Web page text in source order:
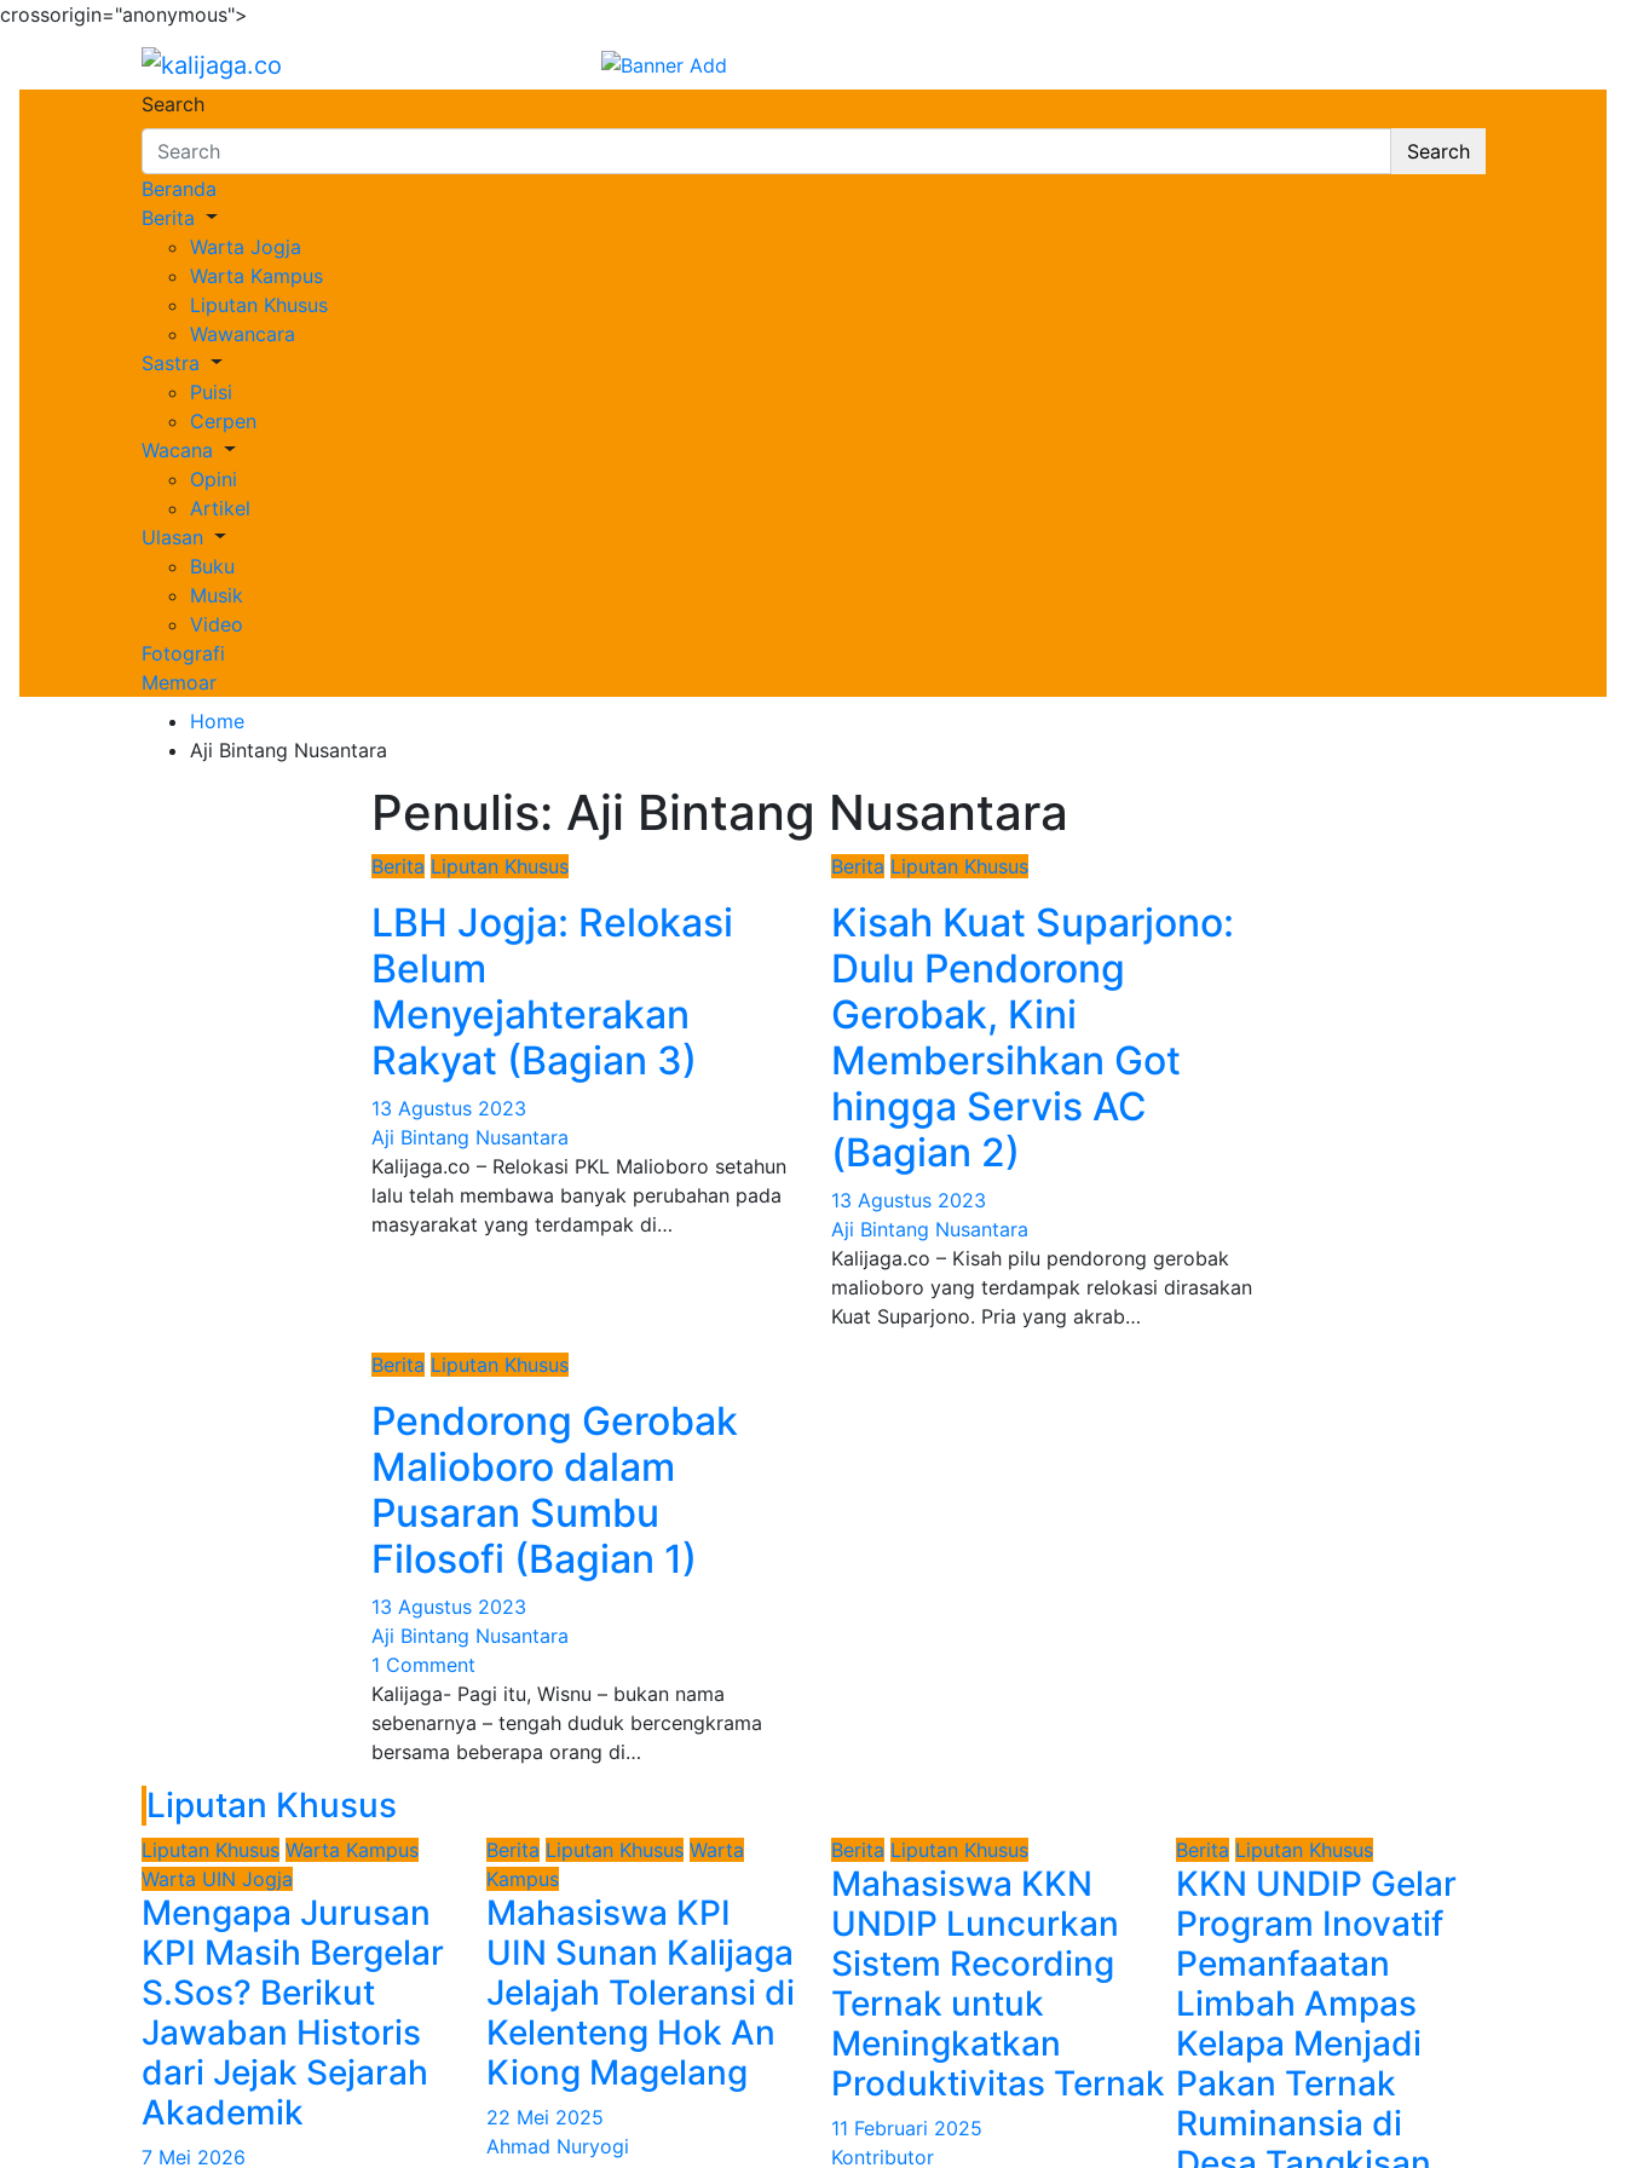
crossorigin="anonymous">
kalijaga.co
Bernilai dan Berbudaya
Search
Search
Beranda
Berita
Warta Jogja
Warta Kampus
Liputan Khusus
Wawancara
Sastra
Puisi
Cerpen
Wacana
Opini
Artikel
Ulasan
Buku
Musik
Video
Fotografi
Memoar
Home
Aji Bintang Nusantara
Penulis: Aji Bintang Nusantara
Berita Liputan Khusus
LBH Jogja: Relokasi
Belum
Menyejahterakan
Rakyat (Bagian 3)
13 Agustus 2023
Aji Bintang Nusantara
Kalijaga.co – Relokasi PKL Malioboro setahun
lalu telah membawa banyak perubahan pada
masyarakat yang terdampak di…
Berita Liputan Khusus
Kisah Kuat Suparjono:
Dulu Pendorong
Gerobak, Kini
Membersihkan Got
hingga Servis AC
(Bagian 2)
13 Agustus 2023
Aji Bintang Nusantara
Kalijaga.co – Kisah pilu pendorong gerobak
malioboro yang terdampak relokasi dirasakan
Kuat Suparjono. Pria yang akrab…
Berita Liputan Khusus
Pendorong Gerobak
Malioboro dalam
Pusaran Sumbu
Filosofi (Bagian 1)
13 Agustus 2023
Aji Bintang Nusantara
1 Comment
Kalijaga- Pagi itu, Wisnu – bukan nama
sebenarnya – tengah duduk bercengkrama
bersama beberapa orang di…
Liputan Khusus
Liputan Khusus Warta Kampus
Warta UIN Jogja
Mengapa Jurusan
KPI Masih Bergelar
S.Sos? Berikut
Jawaban Historis
dari Jejak Sejarah
Akademik
7 Mei 2026
Berita Liputan Khusus Warta
Kampus
Mahasiswa KPI
UIN Sunan Kalijaga
Jelajah Toleransi di
Kelenteng Hok An
Kiong Magelang
22 Mei 2025
Ahmad Nuryogi
Berita Liputan Khusus
Mahasiswa KKN
UNDIP Luncurkan
Sistem Recording
Ternak untuk
Meningkatkan
Produktivitas Ternak
11 Februari 2025
Kontributor
Berita Liputan Khusus
KKN UNDIP Gelar
Program Inovatif
Pemanfaatan
Limbah Ampas
Kelapa Menjadi
Pakan Ternak
Ruminansia di